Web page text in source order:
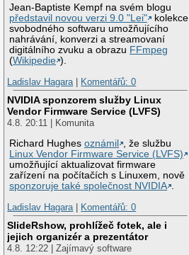
Jean-Baptiste Kempf na svém blogu
představil novou verzi 9.0 "Lei"
kolekce
svobodného softwaru umožňujícího
nahrávání, konverzi a streamovaní
digitálního zvuku a obrazu FFmpeg
(Wikipedie ).
Ladislav Hagara
Komentářů: 0
NVIDIA sponzorem služby Linux
Vendor Firmware Service (LVFS)
4.8. 20:11 | Komunita
Richard Hughesoznámil
, že službu
Linux Vendor Firmware Service (LVFS)
umožňující aktualizovat firmware
zařízení na počítačích s Linuxem, nově
sponzoruje také společnost NVIDIA .
Ladislav Hagara | Komentářů: 0
SlideRshow, prohlížeč fotek, ale i
jejich organizér a prezentátor
4.8. 12:22 | Zajímavý software